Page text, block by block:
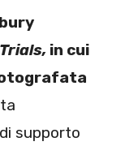
in cui
supporto